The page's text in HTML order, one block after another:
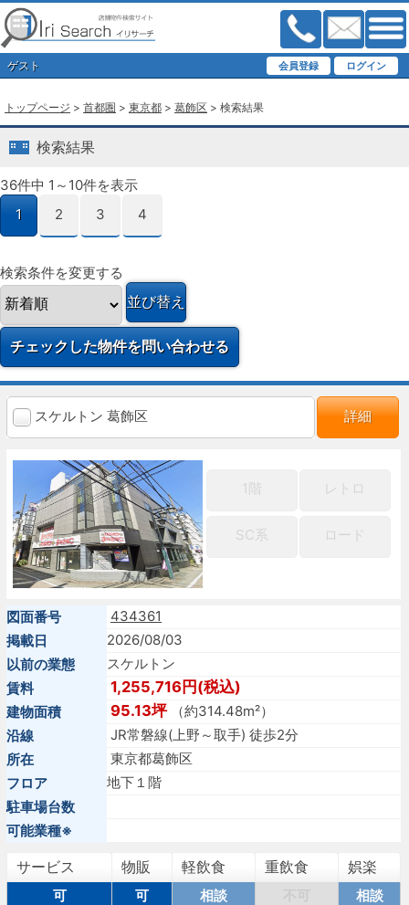
ゲスト
トップページ > 首都圏 > 東京都 > 葛飾区 > 検索結果
検索結果
36件中 1～10件を表示
1
2 3 4
検索条件を変更する
スケルトン 葛飾区 詳細
1階 レトロ
SC系 ロード
図面番号
434361
掲載日
2026/08/03
以前の業態
スケルトン
賃料
1,255,716円(税込)
建物面積 95.13坪（約314.48m²）
沿線
JR常磐線(上野～取手) 徒歩2分
所在
東京都葛飾区
フロア
地下１階
駐車場台数
可能業種※
サービス 物販 軽飲食 重飲食 娯楽
可 可 相談 相談